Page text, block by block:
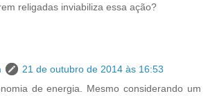
religadas inviabiliza essa ação?
21 de outubro de 2014 às 16:53
de energia. Mesmo considerando um